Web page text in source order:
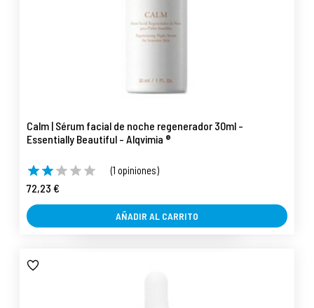
Calm | Sérum facial de noche regenerador 30ml -
Essentially Beautiful - Alqvimia ®
(1 opiniones)
72,23 €
AÑADIR AL CARRITO